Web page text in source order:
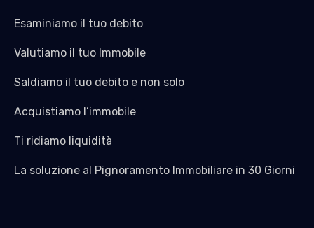
Esaminiamo il tuo debito
Valutiamo il tuo Immobile
Saldiamo il tuo debito e non solo
Acquistiamo l’immobile
Ti ridiamo liquidità
La soluzione al Pignoramento Immobiliare in 30 Giorni